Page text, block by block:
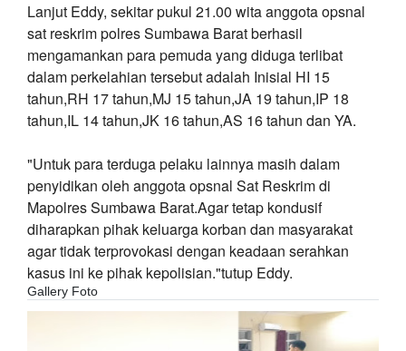
Lanjut Eddy, sekitar pukul 21.00 wita anggota opsnal
sat reskrim polres Sumbawa Barat berhasil
mengamankan para pemuda yang diduga terlibat
dalam perkelahian tersebut adalah Inisial HI 15
tahun,RH 17 tahun,MJ 15 tahun,JA 19 tahun,IP 18
tahun,IL 14 tahun,JK 16 tahun,AS 16 tahun dan YA.
"Untuk para terduga pelaku lainnya masih dalam
penyidikan oleh anggota opsnal Sat Reskrim di
Mapolres Sumbawa Barat.Agar tetap kondusif
diharapkan pihak keluarga korban dan masyarakat
agar tidak terprovokasi dengan keadaan serahkan
kasus ini ke pihak kepolisian."tutup Eddy.
Gallery Foto